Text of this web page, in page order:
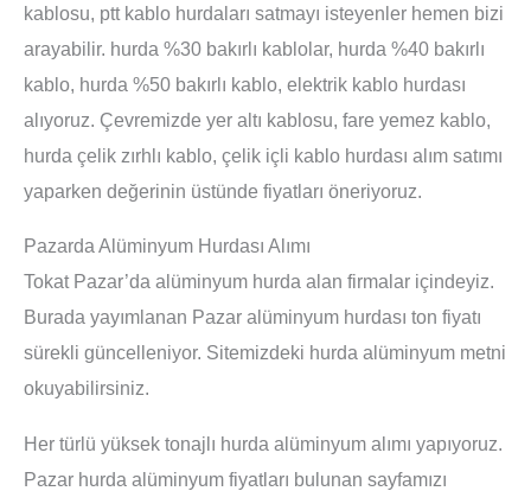
kablosu, ptt kablo hurdaları satmayı isteyenler hemen bizi
arayabilir. hurda %30 bakırlı kablolar, hurda %40 bakırlı
kablo, hurda %50 bakırlı kablo, elektrik kablo hurdası
alıyoruz. Çevremizde yer altı kablosu, fare yemez kablo,
hurda çelik zırhlı kablo, çelik içli kablo hurdası alım satımı
yaparken değerinin üstünde fiyatları öneriyoruz.
Pazarda Alüminyum Hurdası Alımı
Tokat Pazar’da alüminyum hurda alan firmalar içindeyiz.
Burada yayımlanan Pazar alüminyum hurdası ton fiyatı
sürekli güncelleniyor. Sitemizdeki hurda alüminyum metni
okuyabilirsiniz.
Her türlü yüksek tonajlı hurda alüminyum alımı yapıyoruz.
Pazar hurda alüminyum fiyatları bulunan sayfamızı